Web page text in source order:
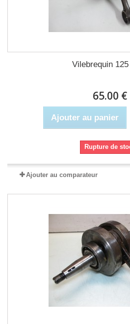
Vilebrequin
65.00 €
Ajouter au panier
Rupture de
Ajouter au comparateur